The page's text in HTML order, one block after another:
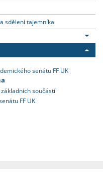
sdělení tajemníka
senátu FF UK
součástí
FF UK